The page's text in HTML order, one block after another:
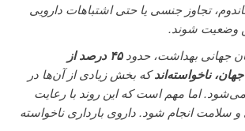
تجاوز جنسی یا حتی اشتباهات دارویی
وضعیت شوند.
جهانی بهداشت، حدود
۴۵ درصد از
ناخواسته‌اندکه بخش زیادی از آن‌ها در
اما مهم است که این روند با رعایت
و سلامت انجام شود. داروی بارداری ناخواسته